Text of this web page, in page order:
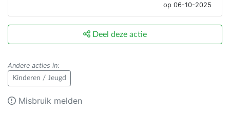
op 06-10-2025
Deel deze actie
Andere acties in:
Kinderen / Jeugd
Misbruik melden